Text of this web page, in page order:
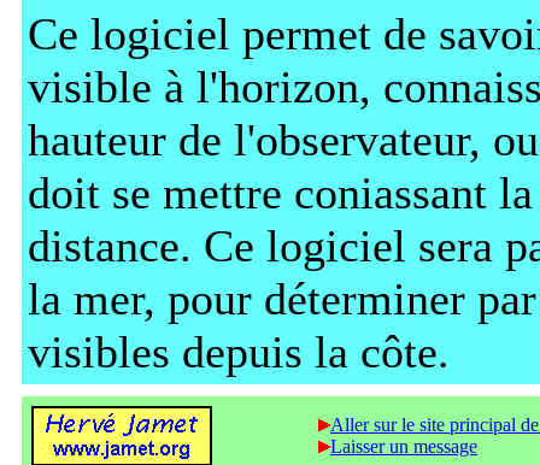
Ce logiciel permet de
visible à l'horizon,
hauteur de l'observateur,
doit se mettre coniassant
distance. Ce logiciel sera
la mer, pour déterminer
visibles depuis la côte.
Aller sur le site principal
Laisser un message